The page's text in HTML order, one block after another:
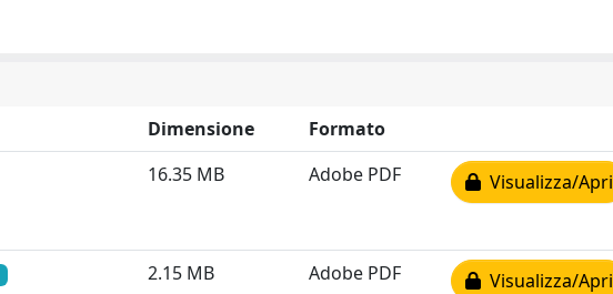
Dimensione
Formato
16.35 MB Adobe PDF Visualizza/Apri
2.15 MB Adobe PDF Visualizza/Apri